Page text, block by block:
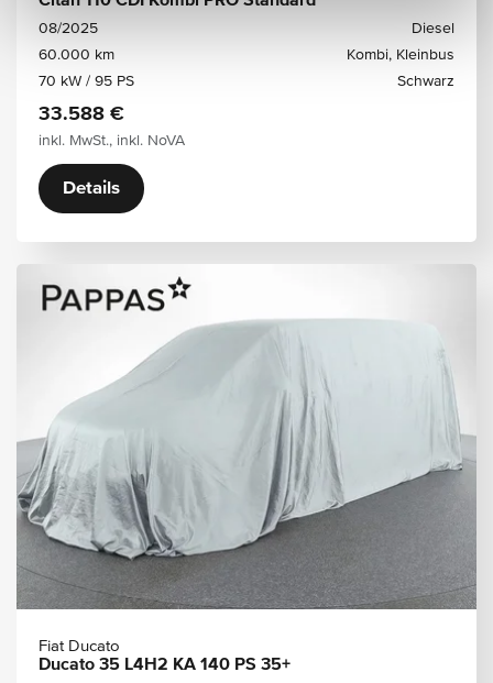
08/2025
Diesel
60.000 km
Kombi, Kleinbus
70 kW / 95 PS
Schwarz
33.588 €
inkl. MwSt., inkl. NoVA
Details
Fiat Ducato
Ducato 35 L4H2 KA 140 PS 35+